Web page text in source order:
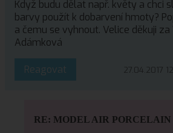
Když budu dělat např. květy a chci
barvy použít k dobarvení hmoty?
a čemu se vyhnout. Velice děkuji za
Adámková
Reagovat 27.04.2017
RE: MODEL AIR